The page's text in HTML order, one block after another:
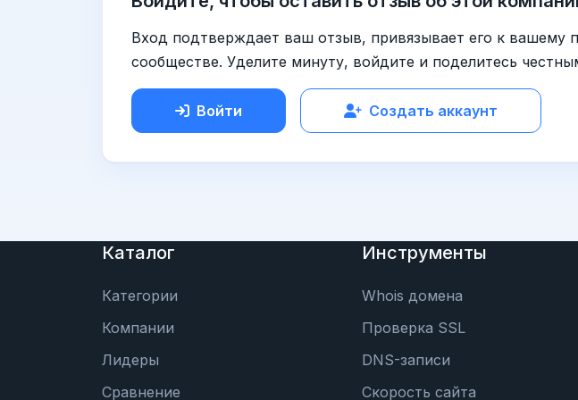
Вход подтверждает ваш отзыв, привязывает его к
сообществе. Уделите минуту, войдите и поделитесь
Войти Создать аккаунт
Каталог
Категории
Компании
Лидеры
Сравнение
Инструменты
Whois домена
Проверка SSL
DNS-записи
Скорость сайта